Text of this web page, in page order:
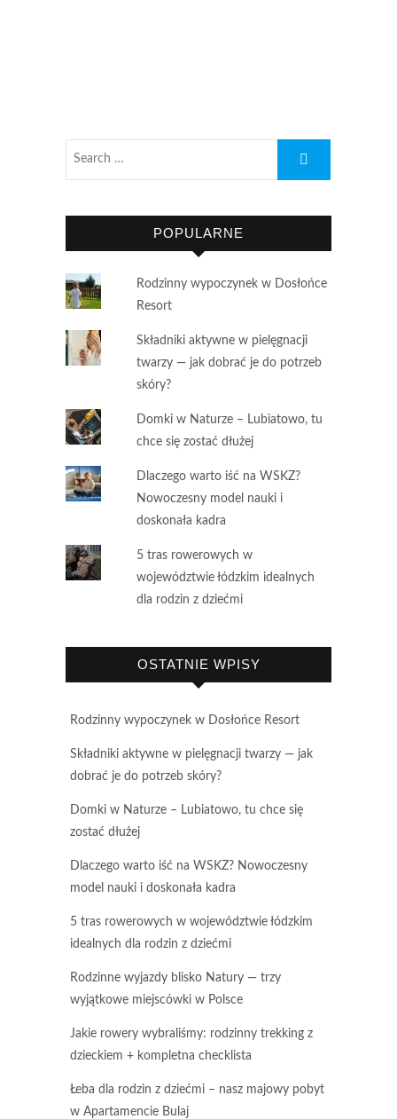
POPULARNE
Rodzinny wypoczynek w Dosłońce
Resort
Składniki aktywne w pielęgnacji
twarzy — jak dobrać je do potrzeb
skóry?
Domki w Naturze – Lubiatowo, tu
chce się zostać dłużej
Dlaczego warto iść na WSKZ?
Nowoczesny model nauki i
doskonała kadra
5 tras rowerowych w
województwie łódzkim idealnych
dla rodzin z dziećmi
OSTATNIE WPISY
Rodzinny wypoczynek w Dosłońce Resort
Składniki aktywne w pielęgnacji twarzy — jak
dobrać je do potrzeb skóry?
Domki w Naturze – Lubiatowo, tu chce się
zostać dłużej
Dlaczego warto iść na WSKZ? Nowoczesny
model nauki i doskonała kadra
5 tras rowerowych w województwie łódzkim
idealnych dla rodzin z dziećmi
Rodzinne wyjazdy blisko Natury — trzy
wyjątkowe miejscówki w Polsce
Jakie rowery wybraliśmy: rodzinny trekking z
dzieckiem + kompletna checklista
Łeba dla rodzin z dziećmi – nasz majowy pobyt
w Apartamencie Bulaj